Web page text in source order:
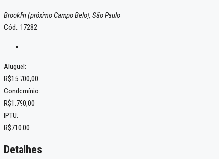
Brooklin (próximo Campo Belo), São Paulo
Cód.: 17282
Aluguel:
R$15.700,00
Condomínio:
R$1.790,00
IPTU:
R$710,00
Detalhes